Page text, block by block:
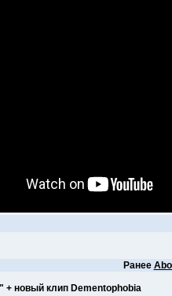
Ранее
новый клип Dementophobia